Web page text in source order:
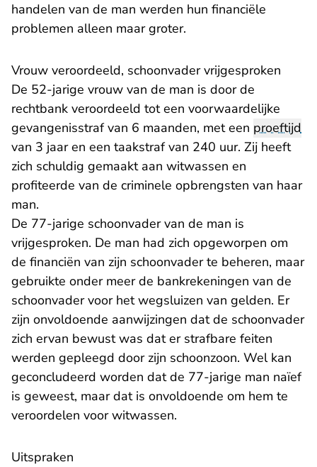
handelen van de man werden hun financiële
problemen alleen maar groter.
Vrouw veroordeeld, schoonvader vrijgesproken
De 52-jarige vrouw van de man is door de
rechtbank veroordeeld tot een voorwaardelijke
gevangenisstraf van 6 maanden, met een proeftijd
van 3 jaar en een taakstraf van 240 uur. Zij heeft
zich schuldig gemaakt aan witwassen en
profiteerde van de criminele opbrengsten van haar
man.
De 77-jarige schoonvader van de man is
vrijgesproken. De man had zich opgeworpen om
de financiën van zijn schoonvader te beheren, maar
gebruikte onder meer de bankrekeningen van de
schoonvader voor het wegsluizen van gelden. Er
zijn onvoldoende aanwijzingen dat de schoonvader
zich ervan bewust was dat er strafbare feiten
werden gepleegd door zijn schoonzoon. Wel kan
geconcludeerd worden dat de 77-jarige man naïef
is geweest, maar dat is onvoldoende om hem te
veroordelen voor witwassen.
Uitspraken